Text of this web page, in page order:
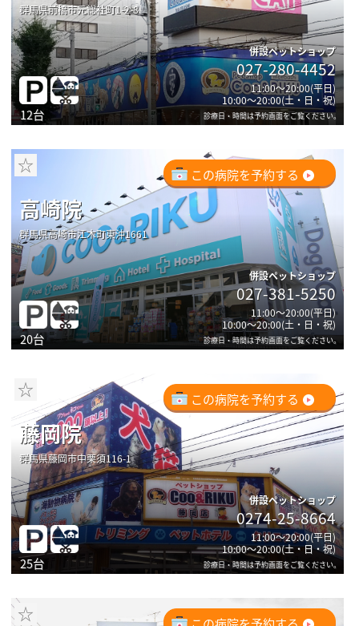
群馬県前橋市元総社町1-2-8
12台
併設ペットショップ
027-280-4452
11:00～20:00(平日)
10:00～20:00(土・日・祝)
診療日・時間は予約画面をご覧ください。
この病院を予約する
☆
高崎院
群馬県高崎市江木町東沖1661
20台
併設ペットショップ
027-381-5250
11:00～20:00(平日)
10:00～20:00(土・日・祝)
診療日・時間は予約画面をご覧ください。
この病院を予約する
☆
藤岡院
群馬県藤岡市中栗須116-1
25台
併設ペットショップ
0274-25-8664
11:00～20:00(平日)
10:00～20:00(土・日・祝)
診療日・時間は予約画面をご覧ください。
☆